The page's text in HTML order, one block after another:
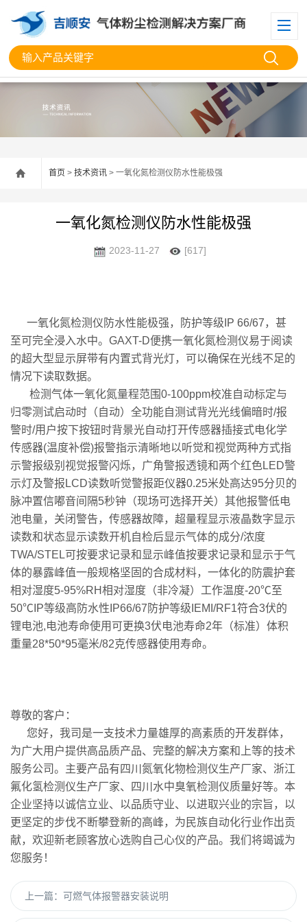
首页 > 技术资讯 > 一氧化氮检测仪防水性能极强
一氧化氮检测仪防水性能极强
2023-11-27 [617]
一氧化氮检测仪 防水性能极强，防护等级IP 66/67，甚
至可完全浸入水中。GAXT-D便携一氧化氮检测仪易于阅读
的超大型显示屏带有内置式背光灯，可以确保在光线不足的
情况下读取数据。
检测气体一氧化氮量程范围0-100ppm校准自动标定与
归零测试启动时（自动）全功能自测试背光光线偏暗时/报
警时/用户按下按钮时背景光自动打开传感器插接式电化学
传感器(温度补偿)报警指示清晰地以听觉和视觉两种方式指
示警报级别视觉报警闪烁，广角警报透镜和两个红色LED警
示灯及警报LCD读数听觉警报距仪器0.25米处高达95分贝的
脉冲置信嘟音间隔5秒钟（现场可选择开关）其他报警低电
池电量，关闭警告，传感器故障，超量程显示液晶数字显示
读数和状态显示读数开机自检后显示气体的成分/浓度
TWA/STEL可按要求记录和显示峰值按要求记录和显示于气
体的暴露峰值一般规格坚固的合成材料，一体化的防震护套
相对湿度5-95%RH相对湿度（非冷凝）工作温度-20℃至
50℃IP等级高防水性IP66/67防护等级IEMI/RF1符合3伏的
锂电池,电池寿命使用可更换3伏电池寿命2年（标准）体积
重量28*50*95毫米/82克传感器使用寿命。
尊敬的客户：
您好，我司是一支技术力量雄厚的高素质的开发群体，
为广大用户提供高品质产品、完整的解决方案和上等的技术
服务公司。主要产品有四川氮氧化物检测仪生产厂家、 浙江
氟化氢检测仪生产厂家、 四川水中臭氧检测仪质量好等。本
企业坚持以诚信立业、以品质守业、以进取兴业的宗旨，以
更坚定的步伐不断攀登新的高峰，为民族自动化行业作出贡
献，欢迎新老顾客放心选购自己心仪的产品。我们将竭诚为
您服务！
上一篇： 可燃气体报警器安装说明